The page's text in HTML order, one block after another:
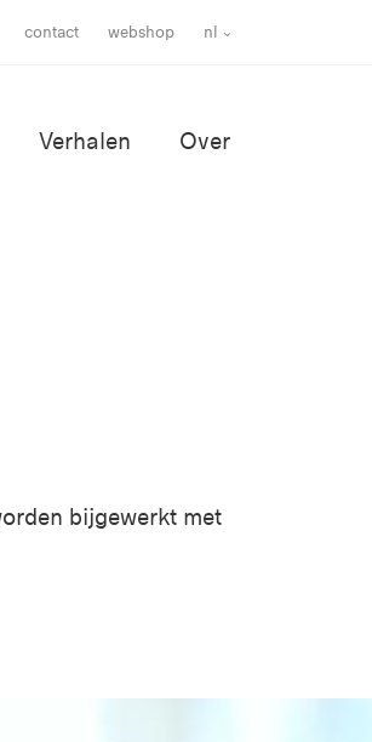
contact webshop nl
Verhalen Over
bijgewerkt met